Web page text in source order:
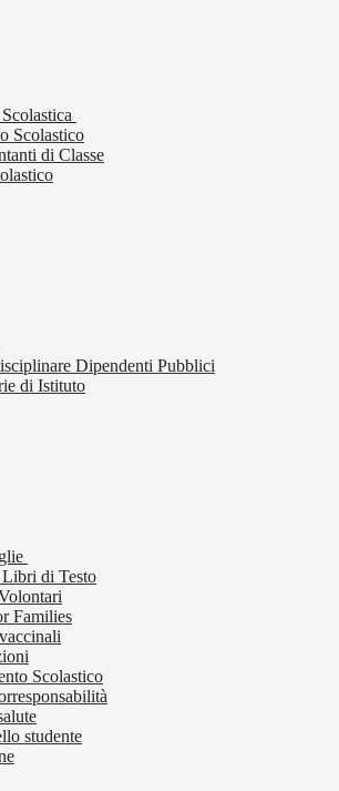
Scolastico
di Classe
Dipendenti Pubblici
di Istituto
di Testo
Families
Scolastico
studente